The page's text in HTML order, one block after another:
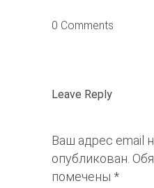
0 Comments
Leave Reply
Ваш адрес email
опубликован.
помечены *